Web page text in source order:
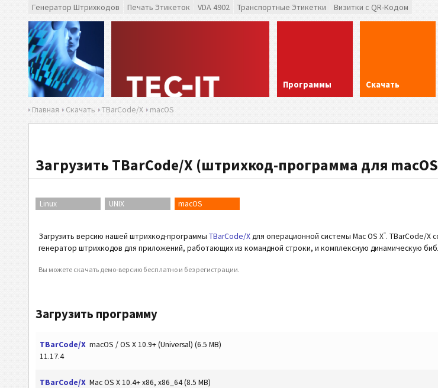
Генератор Штрихкодов Печать Этикеток VDA 4902 Транспортные Этикетки Визитки с QR-Кодом
Программы Скачать
Главная Скачать TBarCode/X macOS
Загрузить TBarCode/X (штрихкод-программа для macOS
Linux UNIX macOS
Загрузить версию нашей штрихкод-программы TBarCode/Xдля операционной системы Mac OS X®. TBarCode/X
генератор штрихкодов для приложений, работающих из командной строки, и комплексную динамическую
Вы можете скачать демо-версию бесплатно и без регистрации.
Загрузить программу
TBarCode/XmacOS / OS X 10.9+ (Universal) (6.5 MB)
11.17.4
TBarCode/XMac OS X 10.4+ x86, x86_64 (8.5 MB)